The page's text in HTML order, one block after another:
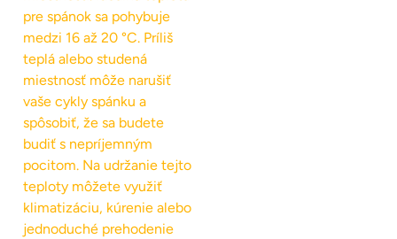
pre spánok sa pohybuje
medzi 16 až 20 °C. Príliš
teplá alebo studená
miestnosť môže narušiť
vaše cykly spánku a
spôsobiť, že sa budete
budiť s nepríjemným
pocitom. Na udržanie tejto
teploty môžete využiť
klimatizáciu, kúrenie alebo
jednoduché prehodenie